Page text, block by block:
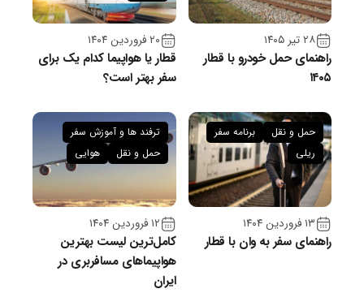
۲۸ تیر ۱۴۰۵
راهنمای حمل خودرو با قطار
۱۴۰۵
۲۰ فروردین ۱۴۰۴
قطار یا هواپیما کدام یک برای
سفر بهتر است؟
۱۳ فروردین ۱۴۰۴
راهنمای سفر به وان با قطار
حمل و نقل
برنامه سفر
ریلی
۱۲ فروردین ۱۴۰۴
کامل‌ترین لیست بهترین
هواپیماهای مسافربری در
ایران
ترفند ها و آموزش سفر
حمل و نقل
هوایی